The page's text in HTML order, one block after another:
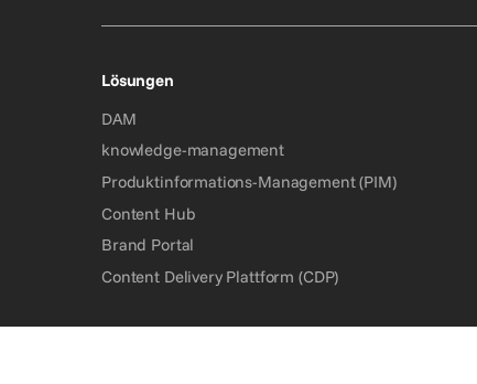
Bitte nicht ausfüllen.
Lösungen
DAM
knowledge-management
Produktinformations-Management (PIM)
Content Hub
Brand Portal
Content Delivery Plattform (CDP)